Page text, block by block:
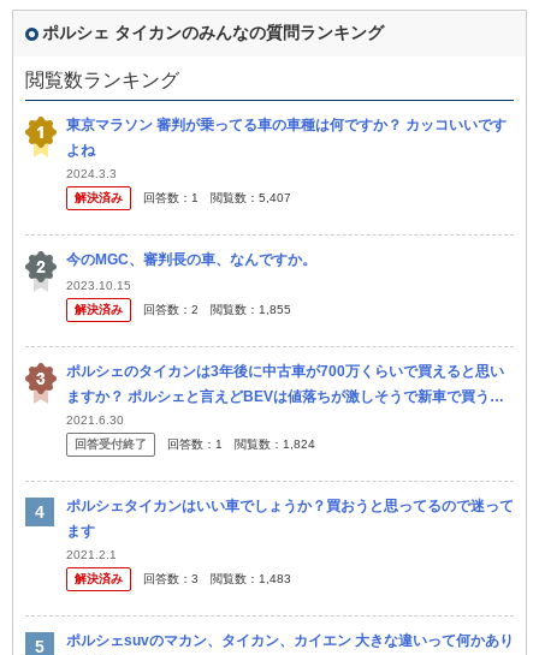
ポルシェ タイカンのみんなの質問ランキング
閲覧数ランキング
東京マラソン 審判が乗ってる車の車種は何ですか？ カッコいいです
よね
2024.3.3
解決済み
回答数： 1 閲覧数： 5,407
今のMGC、審判長の車、なんですか。
2023.10.15
解決済み
回答数： 2 閲覧数： 1,855
ポルシェのタイカンは3年後に中古車が700万くらいで買えると思い
ますか？ ポルシェと言えどBEVは値落ちが激しそうで新車で買うの
は怖いです。
2021.6.30
回答受付終了
回答数： 1 閲覧数： 1,824
ポルシェタイカンはいい車でしょうか？買おうと思ってるので迷って
ます
2021.2.1
解決済み
回答数： 3 閲覧数： 1,483
ポルシェsuvのマカン、タイカン、カイエン 大きな違いって何かあり